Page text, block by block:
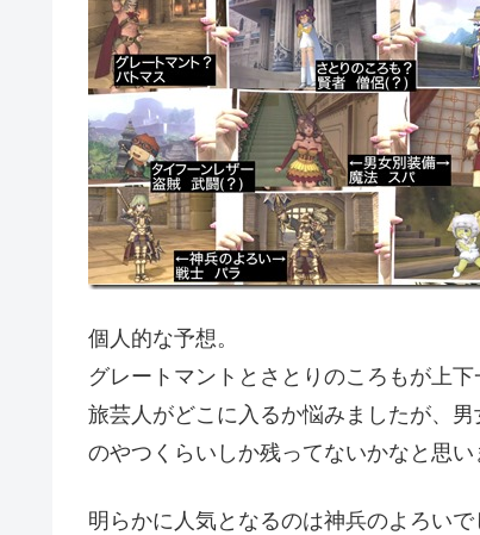
個人的な予想。
グレートマントとさとりのころもが上下
旅芸人がどこに入るか悩みましたが、
のやつくらいしか残ってないかなと思い
明らかに人気となるのは神兵のよろいで